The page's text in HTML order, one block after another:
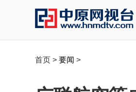
首页 > 要闻 >